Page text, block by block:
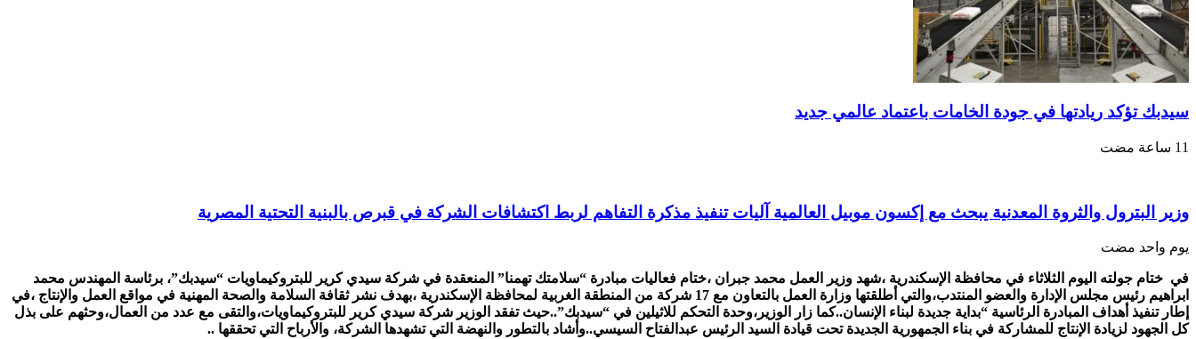
سيدبك تؤكد ريادتها في جودة الخامات باعتماد عالمي جديد
وزير البترول والثروة المعدنية يبحث مع إكسون موبيل العالمية آليات تنفيذ مذكرة التفاهم لربط اكتشافات الشركة في قبرص بالبنية التحتية المصرية
‏يوم واحد مضت
في ختام جولته اليوم الثلاثاء في محافظة الإسكندرية ،شهد وزير العمل محمد جبران ،ختام فعاليات مبادرة “سلامتك تهمنا” المنعقدة في شركة سيدي كرير للبتروكيماويات “سيدبك”، برئاسة المهندس محمد
ابراهيم رئيس مجلس الإدارة والعضو المنتدب،والتي أطلقتها وزارة العمل بالتعاون مع 17 شركة من المنطقة الغربية لمحافظة الإسكندرية ،بهدف نشر ثقافة السلامة والصحة المهنية في مواقع العمل والإنتاج ،في
إطار تنفيذ أهداف المبادرة الرئاسية “بداية جديدة لبناء الإنسان..كما زار الوزير،وحدة التحكم للاثيلين في “سيدبك”..حيث تفقد الوزير شركة سيدي كرير للبتروكيماويات،والتقى مع عدد من العمال،وحثهم على بذل
كل الجهود لزيادة الإنتاج للمشاركة في بناء الجمهورية الجديدة تحت قيادة السيد الرئيس عبدالفتاح السيسي..وأشاد بالتطور والنهضة التي تشهدها الشركة، والأرباح التي تحققها ..